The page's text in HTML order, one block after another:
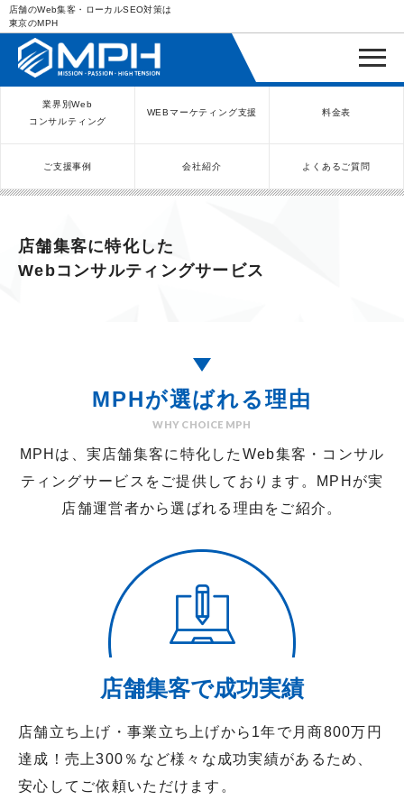
店舗のWeb集客・ローカルSEO対策は
東京のMPH
業界別Web
コンサルティング
WEBマーケティング支援 料金表
ご支援事例 会社紹介 よくあるご質問
店舗集客に特化した
Webコンサルティングサービス
MPHが選ばれる理由
WHY CHOICE MPH
MPHは、実店舗集客に特化したWeb集客・コンサル
ティングサービスをご提供しております。
MPHが実
店舗運営者から選ばれる理由をご紹介。
店舗集客で成功実績
店舗立ち上げ・事業立ち上げから1年で月商800万円
達成！売上300％など様々な成功実績があるため、
安心してご依頼いただけます。